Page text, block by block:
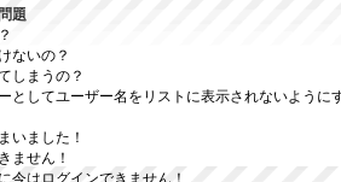
題
ないの？
しまうの？
としてユーザー名をリストに表示されないように
いました！
ません！
今はログインできません！